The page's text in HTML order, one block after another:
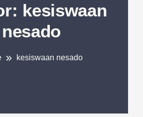
kesiswaan
nesado
kesiswaan nesado